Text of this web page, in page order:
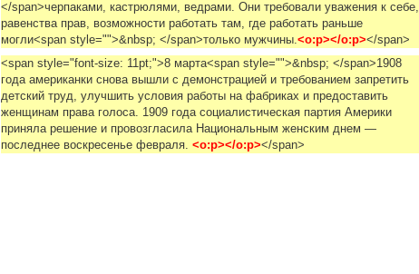
</span>черпаками, кастрюлями, ведрами. Они требовали уважения к себе,
равенства прав, возможности работать там, где работать раньше
могли<span style="">&nbsp; </span>только мужчины.<o:p></o:p></span>
<span style="font-size: 11pt;">8 марта<span style="">&nbsp; </span>1908
года американки снова вышли с демонстрацией и требованием запретить
детский труд, улучшить условия работы на фабриках и предоставить
женщинам права голоса. 1909 года социалистическая партия Америки
приняла решение и провозгласила Национальным женским днем —
последнее воскресенье февраля. <o:p></o:p></span>